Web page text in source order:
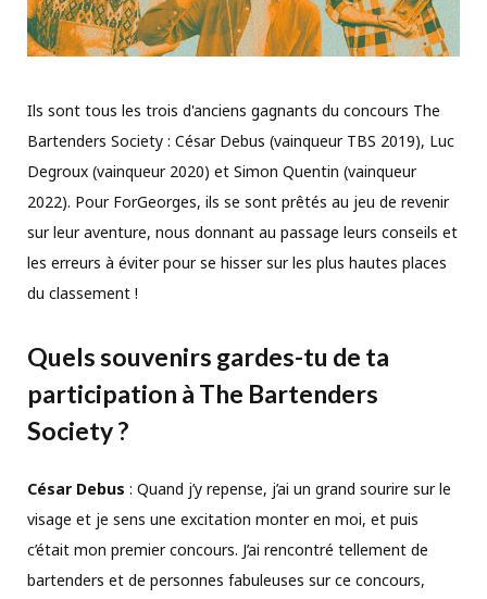
Ils sont tous les trois d'anciens gagnants du concours The
Bartenders Society : César Debus (vainqueur TBS 2019), Luc
Degroux (vainqueur 2020) et Simon Quentin (vainqueur
2022). Pour ForGeorges, ils se sont prêtés au jeu de revenir
sur leur aventure, nous donnant au passage leurs conseils et
les erreurs à éviter pour se hisser sur les plus hautes places
du classement !
Quels souvenirs gardes-tu de ta
participation à The Bartenders
Society ?
César Debus : Quand j’y repense, j’ai un grand sourire sur le
visage et je sens une excitation monter en moi, et puis
c’était mon premier concours. J’ai rencontré tellement de
bartenders et de personnes fabuleuses sur ce concours,